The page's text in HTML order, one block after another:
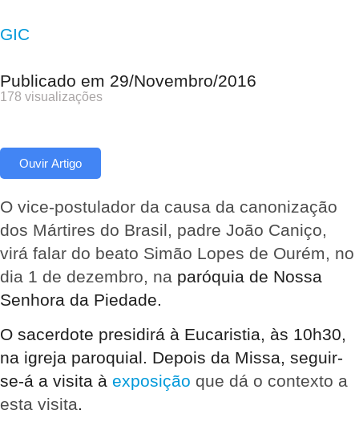
GIC
Publicado em 29/Novembro/2016
178 visualizações
Ouvir Artigo
O vice-postulador da causa da canonização
dos Mártires do Brasil, padre João Caniço,
virá falar do beato Simão Lopes de Ourém, no
dia 1 de dezembro, na paróquia de Nossa
Senhora da Piedade.
O sacerdote presidirá à Eucaristia, às 10h30,
na igreja paroquial. Depois da Missa, seguir-
se-á a visita à exposição que dá o contexto a
esta visita.